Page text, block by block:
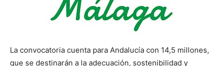
La convocatoria cuenta para Andalucía con 14,5 millones,
que se destinarán a la adecuación, sostenibilidad y